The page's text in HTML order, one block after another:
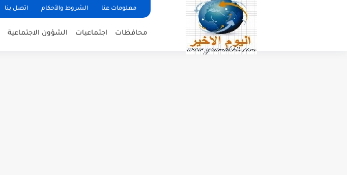
معلومات عنا الشروط والأحكام اتصل بنا
محافظات اجتماعيات الشؤون الاجتماعية